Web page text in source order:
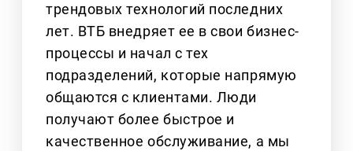
трендовых технологий последних
лет. ВТБ внедряет ее в свои бизнес-
процессы и начал с тех
подразделений, которые напрямую
общаются с клиентами. Люди
получают более быстрое и
качественное обслуживание, а мы